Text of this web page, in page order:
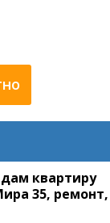
квартиру
35, ремонт,